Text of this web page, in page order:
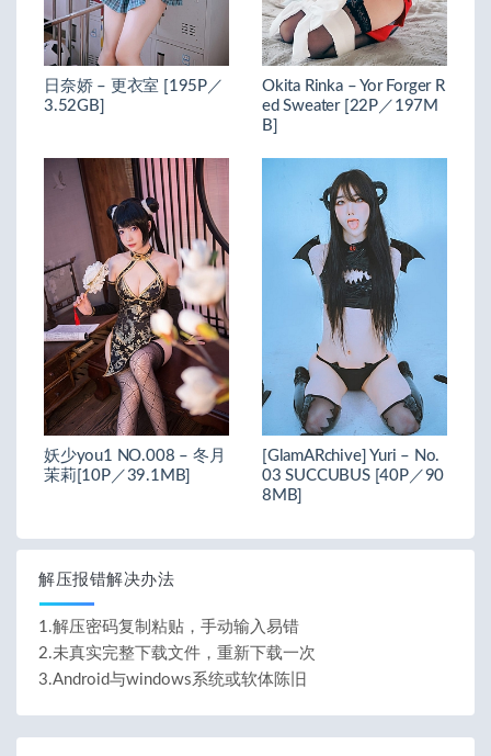
日奈娇 – 更衣室 [195P／
3.52GB]
Okita Rinka – Yor Forger R
ed Sweater [22P／197M
B]
妖少you1 NO.008 – 冬月
茉莉[10P／39.1MB]
[GlamARchive] Yuri – No.
03 SUCCUBUS [40P／90
8MB]
解压报错解决办法
1.解压密码复制粘贴，手动输入易错
2.未真实完整下载文件，重新下载一次
3.Android与windows系统或软体陈旧